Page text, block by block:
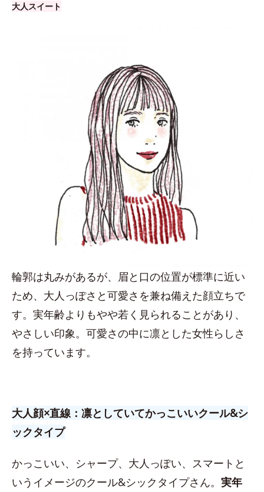
大人スイート
輪郭は丸みがあるが、眉と口の位置が標準に近い
ため、大人っぽさと可愛さを兼ね備えた顔立ちで
す。実年齢よりもやや若く見られることがあり、
やさしい印象。可愛さの中に凛とした女性らしさ
を持っています。
大人顔×直線：凛としていてかっこいいクール&シ
ックタイプ
かっこいい、シャープ、大人っぽい、スマートと
いうイメージのクール&シックタイプさん。 実年